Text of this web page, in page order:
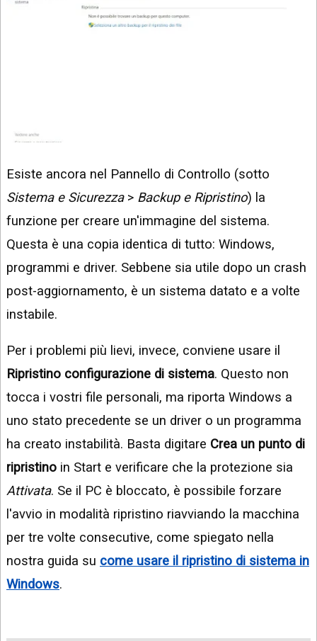
Esiste ancora nel Pannello di Controllo (sotto
Sistema e Sicurezza> Backup e Ripristino) la
funzione per creare un'immagine del sistema.
Questa è una copia identica di tutto: Windows,
programmi e driver. Sebbene sia utile dopo un crash
post-aggiornamento, è un sistema datato e a volte
instabile.
Per i problemi più lievi, invece, conviene usare il
Ripristino configurazione di sistema. Questo non
tocca i vostri file personali, ma riporta Windows a
uno stato precedente se un driver o un programma
ha creato instabilità. Basta digitare Crea un punto di
ripristino in Start e verificare che la protezione sia
Attivata. Se il PC è bloccato, è possibile forzare
l'avvio in modalità ripristino riavviando la macchina
per tre volte consecutive, come spiegato nella
nostra guida su come usare il ripristino di sistema in
Windows.